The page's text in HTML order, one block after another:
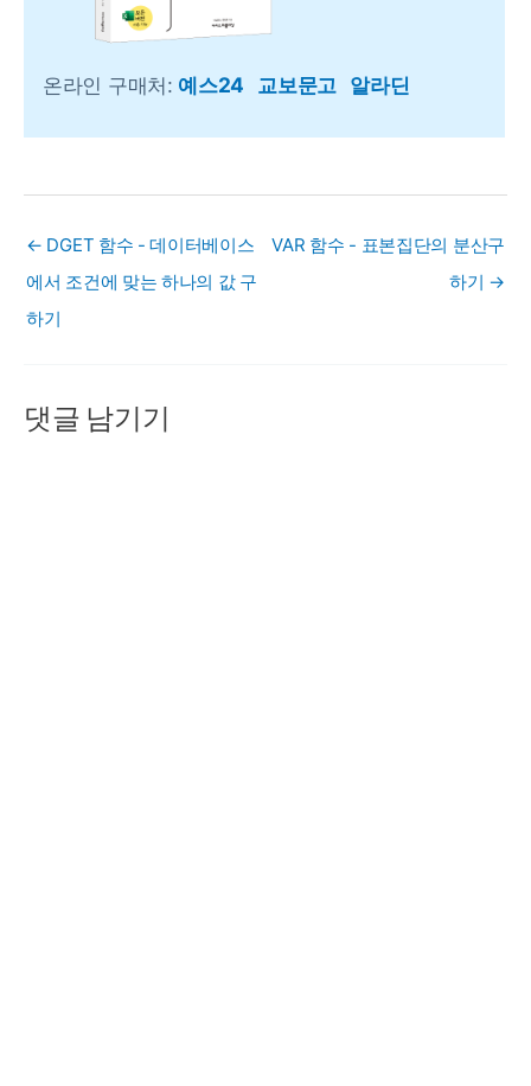
온라인 구매처: 예스24 교보문고 알라딘
← DGET 함수 - 데이터베이스
에서 조건에 맞는 하나의 값 구
하기
VAR 함수 - 표본집단의 분산구
하기 →
댓글 남기기